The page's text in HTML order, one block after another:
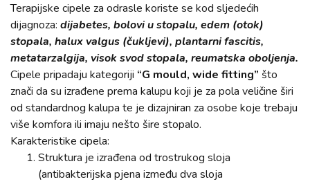
Terapijske cipele za odrasle koriste se kod sljedećih
dijagnoza: dijabetes, bolovi u stopalu, edem (otok)
stopala, halux valgus (čukljevi), plantarni fascitis,
metatarzalgija, visok svod stopala, reumatska oboljenja.
Cipele pripadaju kategoriji “G mould, wide fitting” što
znači da su izrađene prema kalupu koji je za pola veličine širi
od standardnog kalupa te je dizajniran za osobe koje trebaju
više komfora ili imaju nešto šire stopalo.
Karakteristike cipela:
Struktura je izrađena od trostrukog sloja
(antibakterijska pjena između dva sloja